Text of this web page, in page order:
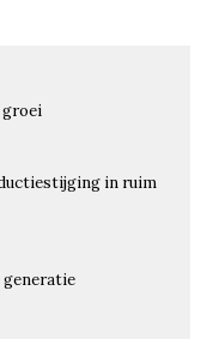
groei
in ruim
generatie